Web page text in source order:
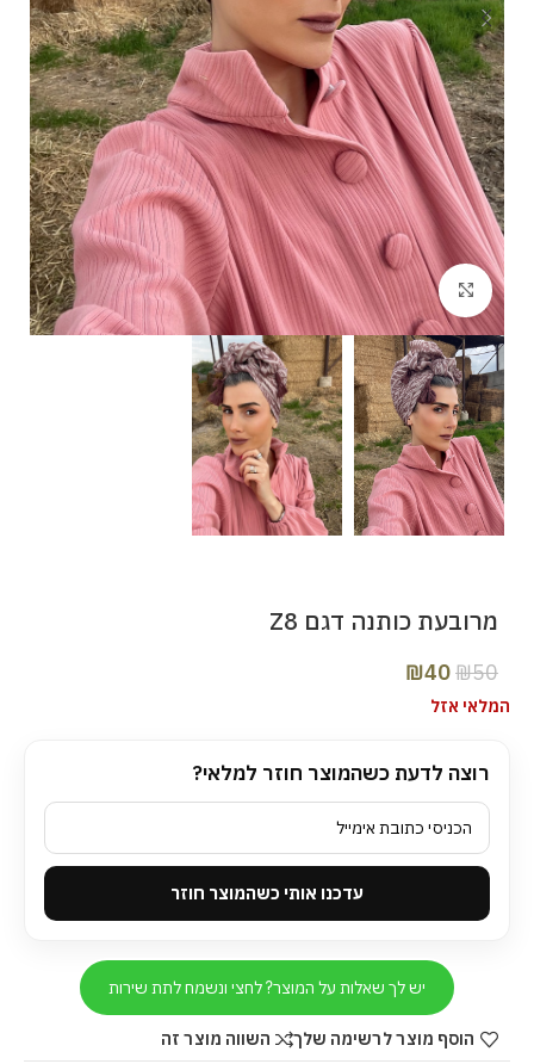
Click to enlarge
מרובעת כותנה דגם Z8
₪50
₪40
המלאי אזל
רוצה לדעת כשהמוצר חוזר למלאי?
עדכנו אותי כשהמוצר חוזר
יש לך שאלות על המוצר? לחצי ונשמח לתת שירות
הוסף מוצר לרשימה שלך השווה מוצר זה